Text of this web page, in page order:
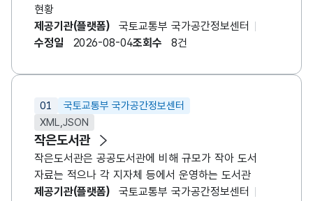
현황
제공기관(플랫폼)
국토교통부 국가공간정보센터
수정일
2026-08-04조회수 8건
01
국토교통부 국가공간정보센터
XML,JSON
작은도서관
작은도서관은 공공도서관에 비해 규모가 작아 도서
자료는 적으나 각 지자체 등에서 운영하는 도서관
제공기관(플랫폼)
국토교통부 국가공간정보센터